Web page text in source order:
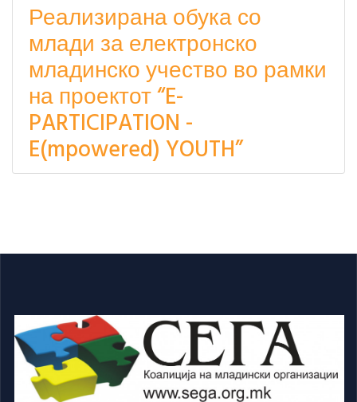
Реализирана обука со
млади за електронско
младинско учество во рамки
на проектот “E-
PARTICIPATION -
E(mpowered) YOUTH”